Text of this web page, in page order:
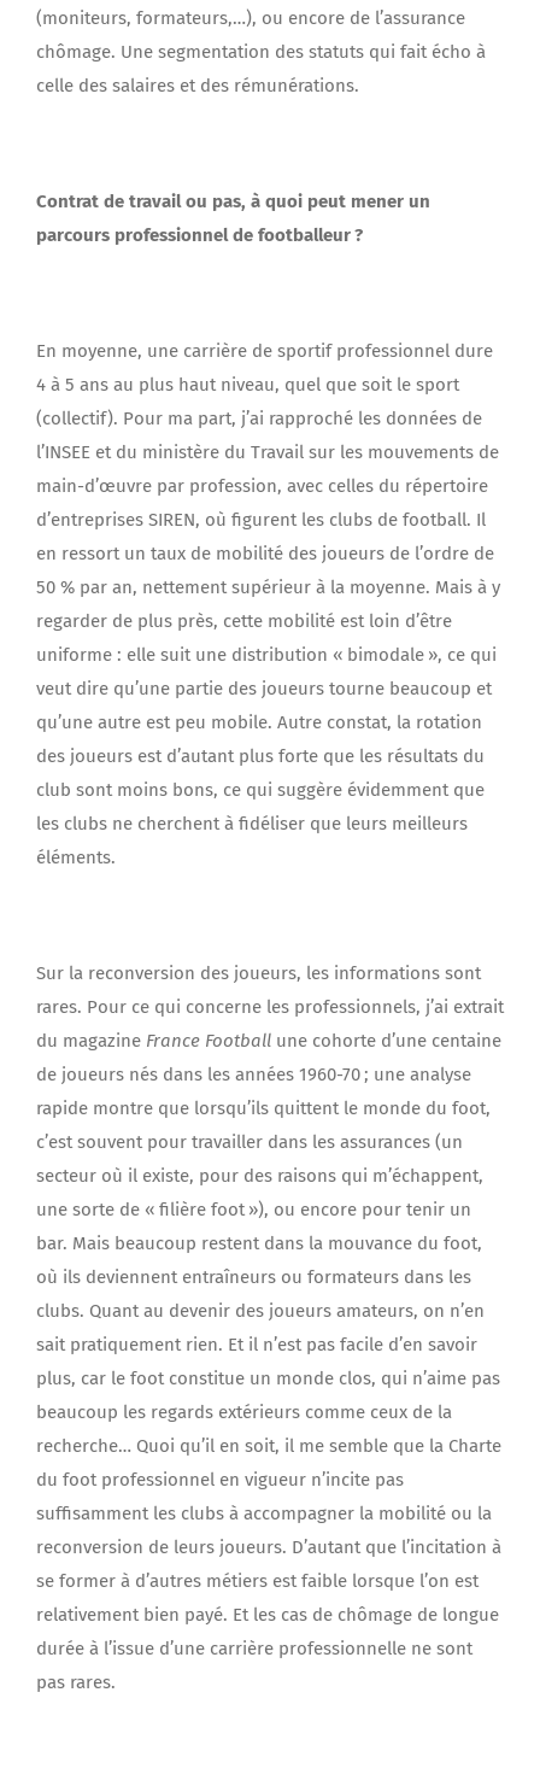
(moniteurs, formateurs,…), ou encore de l’assurance
chômage. Une segmentation des statuts qui fait écho à
celle des salaires et des rémunérations.
Contrat de travail ou pas, à quoi peut mener un
parcours professionnel de footballeur ?
En moyenne, une carrière de sportif professionnel dure
4 à 5 ans au plus haut niveau, quel que soit le sport
(collectif). Pour ma part, j’ai rapproché les données de
l’INSEE et du ministère du Travail sur les mouvements de
main-d’œuvre par profession, avec celles du répertoire
d’entreprises SIREN, où figurent les clubs de football. Il
en ressort un taux de mobilité des joueurs de l’ordre de
50 % par an, nettement supérieur à la moyenne. Mais à y
regarder de plus près, cette mobilité est loin d’être
uniforme : elle suit une distribution « bimodale », ce qui
veut dire qu’une partie des joueurs tourne beaucoup et
qu’une autre est peu mobile. Autre constat, la rotation
des joueurs est d’autant plus forte que les résultats du
club sont moins bons, ce qui suggère évidemment que
les clubs ne cherchent à fidéliser que leurs meilleurs
éléments.
Sur la reconversion des joueurs, les informations sont
rares. Pour ce qui concerne les professionnels, j’ai extrait
du magazine France Football une cohorte d’une centaine
de joueurs nés dans les années 1960-70 ; une analyse
rapide montre que lorsqu’ils quittent le monde du foot,
c’est souvent pour travailler dans les assurances (un
secteur où il existe, pour des raisons qui m’échappent,
une sorte de « filière foot »), ou encore pour tenir un
bar. Mais beaucoup restent dans la mouvance du foot,
où ils deviennent entraîneurs ou formateurs dans les
clubs. Quant au devenir des joueurs amateurs, on n’en
sait pratiquement rien. Et il n’est pas facile d’en savoir
plus, car le foot constitue un monde clos, qui n’aime pas
beaucoup les regards extérieurs comme ceux de la
recherche… Quoi qu’il en soit, il me semble que la Charte
du foot professionnel en vigueur n’incite pas
suffisamment les clubs à accompagner la mobilité ou la
reconversion de leurs joueurs. D’autant que l’incitation à
se former à d’autres métiers est faible lorsque l’on est
relativement bien payé. Et les cas de chômage de longue
durée à l’issue d’une carrière professionnelle ne sont
pas rares.